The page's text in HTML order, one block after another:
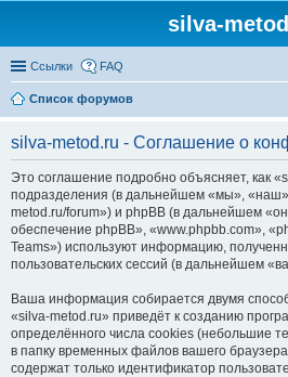
silva-
Ссылки FAQ
Список форумов
silva-metod.ru - Соглашение о
Это соглашение подробно объясняет, как
подразделения (в дальнейшем «мы»,
metod.ru/forum») и phpBB (в дальнейшем
обеспечение phpBB», «www.phpbb.com»,
Teams») используют информацию,
пользовательских сессий (в дальнейшем
Ваша информация собирается двумя
«silva-metod.ru» приведёт к созданию
определённого числа cookies (небольшие
в папку временных файлов вашего
содержат только идентификатор